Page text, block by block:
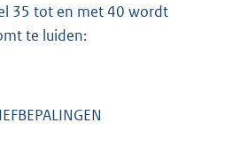
35 tot en met 40 wordt
te luiden: